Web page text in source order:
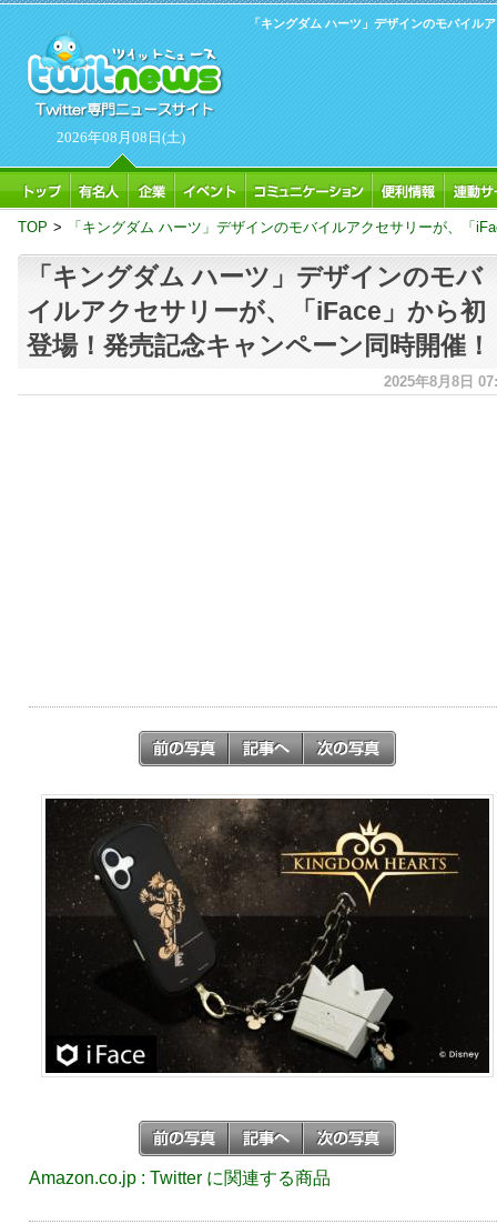
2026年08月08日(土)
「キングダム ハーツ」デザインのモバイル
TOP > 「キングダム ハーツ」デザインのモバイルアクセサリーが、「
「キングダム ハーツ」デザインのモバ
イルアクセサリーが、「iFace」から初
登場！発売記念キャンペーン同時開催！
2025年8月8日
Amazon.co.jp : Twitter に関連する商品